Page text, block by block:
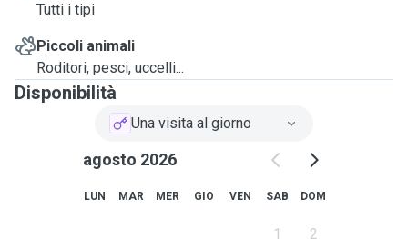
Tutti i tipi
Piccoli animali
Roditori, pesci, uccelli...
Disponibilità
Una visita al giorno
agosto 2026
LUN MAR MER GIO VEN SAB DOM
1 2